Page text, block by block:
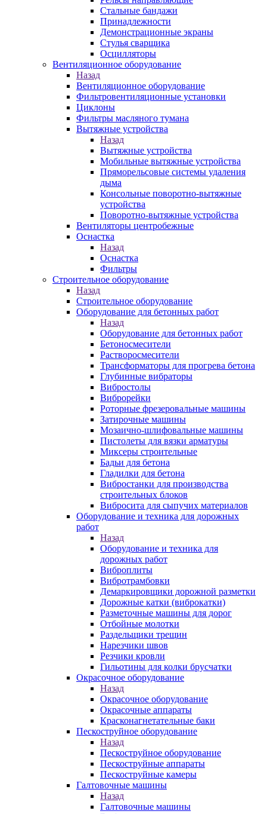
Стальные бандажи
Принадлежности
Демонстрационные экраны
Стулья сварщика
Осцилляторы
Вентиляционное оборудование
Назад
Вентиляционное оборудование
Фильтровентиляционные установки
Циклоны
Фильтры масляного тумана
Вытяжные устройства
Назад
Вытяжные устройства
Мобильные вытяжные устройства
Пряморельсовые системы удаления
дыма
Консольные поворотно-вытяжные
устройства
Поворотно-вытяжные устройства
Вентиляторы центробежные
Оснастка
Назад
Оснастка
Фильтры
Строительное оборудование
Назад
Строительное оборудование
Оборудование для бетонных работ
Назад
Оборудование для бетонных работ
Бетоносмесители
Растворосмесители
Трансформаторы для прогрева бетона
Глубинные вибраторы
Вибростолы
Виброрейки
Роторные фрезеровальные машины
Затирочные машины
Мозаично-шлифовальные машины
Пистолеты для вязки арматуры
Миксеры строительные
Бадьи для бетона
Гладилки для бетона
Вибростанки для производства
строительных блоков
Вибросита для сыпучих материалов
Оборудование и техника для дорожных
работ
Назад
Оборудование и техника для
дорожных работ
Виброплиты
Вибротрамбовки
Демаркировщики дорожной разметки
Дорожные катки (виброкатки)
Разметочные машины для дорог
Отбойные молотки
Раздельщики трещин
Нарезчики швов
Резчики кровли
Гильотины для колки брусчатки
Окрасочное оборудование
Назад
Окрасочное оборудование
Окрасочные аппараты
Красконагнетательные баки
Пескоструйное оборудование
Назад
Пескоструйное оборудование
Пескоструйные аппараты
Пескоструйные камеры
Галтовочные машины
Назад
Галтовочные машины